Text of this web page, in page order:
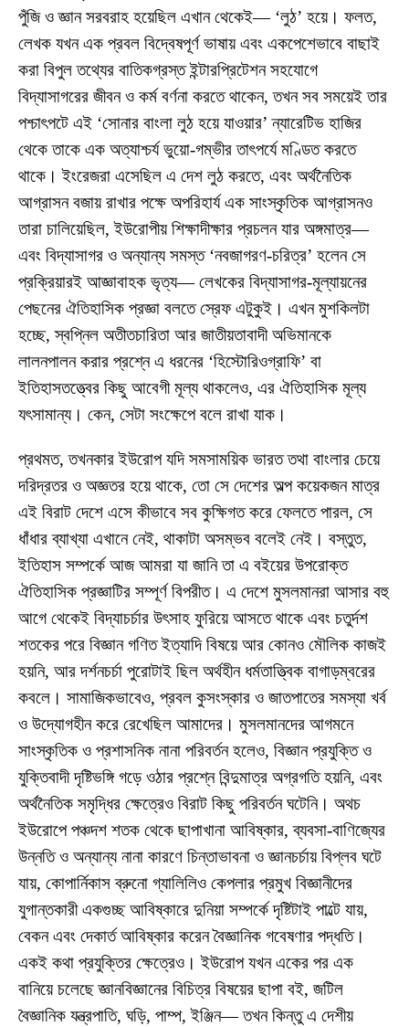
পুঁজি ও জ্ঞান সরবরাহ হয়েছিল এখান থেকেই— ‘লুঠ’ হয়ে। ফলত,
লেখক যখন এক প্রবল বিদ্বেষপূর্ণ ভাষায় এবং একপেশেভাবে বাছাই
করা বিপুল তথ্যের বাতিকগ্রস্ত ইন্টারপ্রিটেশন সহযোগে
বিদ্যাসাগরের জীবন ও কর্ম বর্ণনা করতে থাকেন, তখন সব সময়েই তার
পশ্চাৎপটে এই ‘সোনার বাংলা লুঠ হয়ে যাওয়ার’ ন্যারেটিভ হাজির
থেকে তাকে এক অত্যাশ্চর্য ভুয়ো-গম্ভীর তাৎপর্যে মণ্ডিত করতে
থাকে। ইংরেজরা এসেছিল এ দেশ লুঠ করতে, এবং অর্থনৈতিক
আগ্রাসন বজায় রাখার পক্ষে অপরিহার্য এক সাংস্কৃতিক আগ্রাসনও
তারা চালিয়েছিল, ইউরোপীয় শিক্ষাদীক্ষার প্রচলন যার অঙ্গমাত্র—
এবং বিদ্যাসাগর ও অন্যান্য সমস্ত ‘নবজাগরণ-চরিত্র’ হলেন সে
প্রক্রিয়ারই আজ্ঞাবাহক ভৃত্য— লেখকের বিদ্যাসাগর-মূল্যায়নের
পেছনের ঐতিহাসিক প্রজ্ঞা বলতে স্রেফ এটুকুই। এখন মুশকিলটা
হচ্ছে, স্বপ্নিল অতীতচারিতা আর জাতীয়তাবাদী অভিমানকে
লালনপালন করার প্রশ্নে এ ধরনের ‘হিস্টোরিওগ্রাফি’ বা
ইতিহাসতত্ত্বের কিছু আবেগী মূল্য থাকলেও, এর ঐতিহাসিক মূল্য
যৎসামান্য। কেন, সেটা সংক্ষেপে বলে রাখা যাক।
প্রথমত, তখনকার ইউরোপ যদি সমসাময়িক ভারত তথা বাংলার চেয়ে
দরিদ্রতর ও অজ্ঞতর হয়ে থাকে, তো সে দেশের অল্প কয়েকজন মাত্র
এই বিরাট দেশে এসে কীভাবে সব কুক্ষিগত করে ফেলতে পারল, সে
ধাঁধার ব্যাখ্যা এখানে নেই, থাকাটা অসম্ভব বলেই নেই। বস্তুত,
ইতিহাস সম্পর্কে আজ আমরা যা জানি তা এ বইয়ের উপরোক্ত
ঐতিহাসিক প্রজ্ঞাটির সম্পূর্ণ বিপরীত। এ দেশে মুসলমানরা আসার বহু
আগে থেকেই বিদ্যাচর্চার উৎসাহ ফুরিয়ে আসতে থাকে এবং চতুর্দশ
শতকের পরে বিজ্ঞান গণিত ইত্যাদি বিষয়ে আর কোনও মৌলিক কাজই
হয়নি, আর দর্শনচর্চা পুরোটাই ছিল অর্থহীন ধর্মতাত্ত্বিক বাগাড়ম্বরের
কবলে। সামাজিকভাবেও, প্রবল কুসংস্কার ও জাতপাতের সমস্যা খর্ব
ও উদ্যোগহীন করে রেখেছিল আমাদের। মুসলমানদের আগমনে
সাংস্কৃতিক ও প্রশাসনিক নানা পরিবর্তন হলেও, বিজ্ঞান প্রযুক্তি ও
যুক্তিবাদী দৃষ্টিভঙ্গি গড়ে ওঠার প্রশ্নে বিন্দুমাত্র অগ্রগতি হয়নি, এবং
অর্থনৈতিক সমৃদ্ধির ক্ষেত্রেও বিরাট কিছু পরিবর্তন ঘটেনি। অথচ
ইউরোপে পঞ্চদশ শতক থেকে ছাপাখানা আবিষ্কার, ব্যবসা-বাণিজ্যের
উন্নতি ও অন্যান্য নানা কারণে চিন্তাভাবনা ও জ্ঞানচর্চায় বিপ্লব ঘটে
যায়, কোপার্নিকাস ব্রুনো গ্যালিলিও কেপলার প্রমুখ বিজ্ঞানীদের
যুগান্তকারী একগুচ্ছ আবিষ্কারে দুনিয়া সম্পর্কে দৃষ্টিটাই পাল্টে যায়,
বেকন এবং দেকার্ত আবিষ্কার করেন বৈজ্ঞানিক গবেষণার পদ্ধতি।
একই কথা প্রযুক্তির ক্ষেত্রেও। ইউরোপ যখন একের পর এক
বানিয়ে চলেছে জ্ঞানবিজ্ঞানের বিচিত্র বিষয়ের ছাপা বই, জটিল
বৈজ্ঞানিক যন্ত্রপাতি, ঘড়ি, পাম্প, ইঞ্জিন— তখন কিন্তু এ দেশীয়